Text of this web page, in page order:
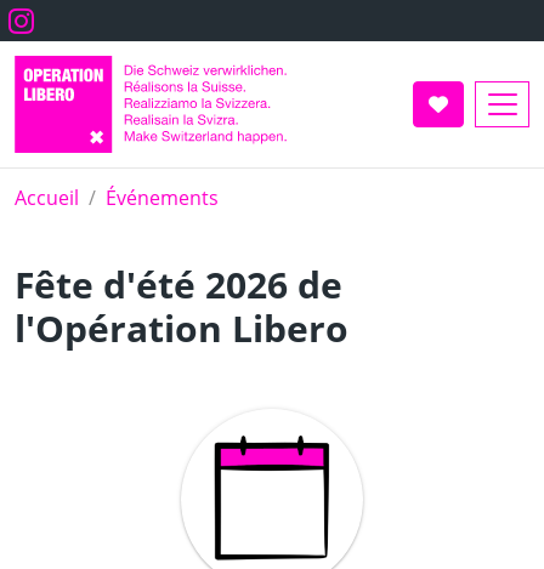
Aller
au
contenu
principal
Instagram
Faire un don
Accueil Événements
Fête d'été 2026 de
l'Opération Libero